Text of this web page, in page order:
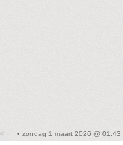
• zondag 1 maart 2026 @ 01:43